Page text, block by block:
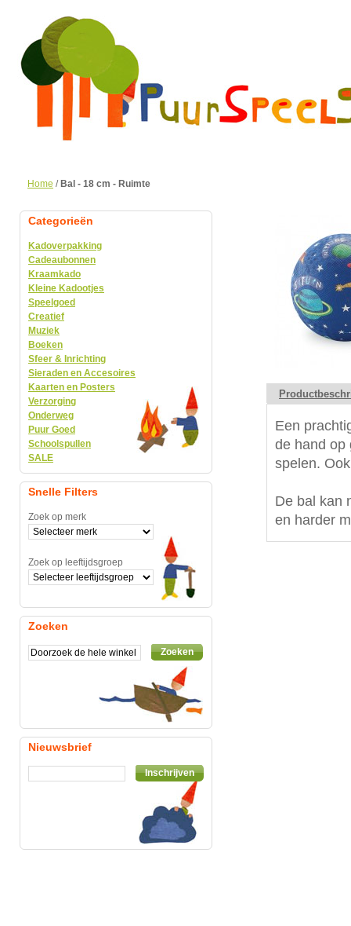
Home / Bal - 18 cm - Ruimte
Een
de hand op
spelen.
De bal kan
en harder
Categorieën
Kadoverpakking
Cadeaubonnen
Kraamkado
Kleine Kadootjes
Speelgoed
Creatief
Muziek
Boeken
Sfeer & Inrichting
Sieraden en Accesoires
Kaarten en Posters
Verzorging
Onderweg
Puur Goed
Schoolspullen
SALE
Snelle Filters
Zoek op merk
Zoek op leeftijdsgroep
Zoeken
Zoeken
Nieuwsbrief
Inschrijven